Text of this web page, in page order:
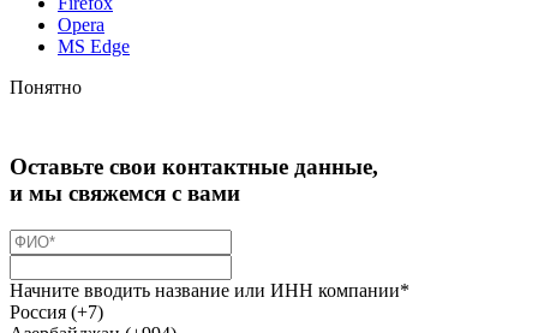
Opera
MS Edge
Понятно
Оставьте свои контактные данные,
и мы свяжемся с вами
Начните вводить название или ИНН компании*
Россия (+7)